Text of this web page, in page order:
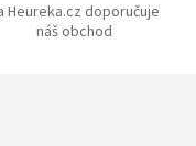
Heureka.cz doporučuje
náš obchod